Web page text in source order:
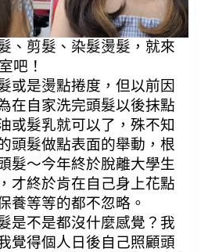
、剪髮、染髮燙髮，就來
吧！
或是燙點捲度，但以前因
在自家洗完頭髮以後抹點
或髮乳就可以了，殊不知
頭髮做點表面的舉動，根
髮～今年終於脫離大學生
才終於肯在自己身上花點
養等等的都不忽略。
是不是都沒什麼感覺？我
覺得個人日後自己照顧頭